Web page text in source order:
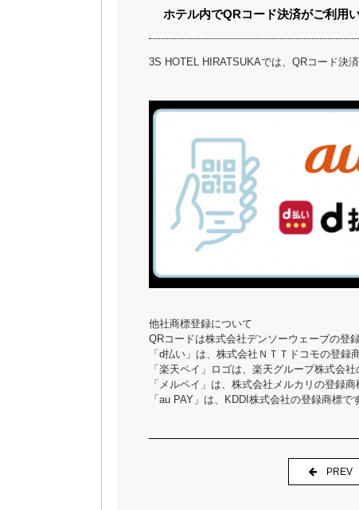
ホテル内でQRコード決済がご利用
3S HOTEL HIRATSUKAでは、QRコード決
他社商標登録について
QRコードは株式会社デンソーウェーブの登録
「d払い」は、株式会社ＮＴＴドコモの登録
「楽天ペイ」ロゴは、楽天グループ株式会社
「メルペイ」は、株式会社メルカリの登録商
「au PAY」は、KDDI株式会社の登録商標で
PREV